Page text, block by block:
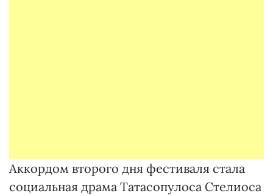
Аккордом второго дня фестиваля стала
социальная драма Татасопулоса Стелиоса